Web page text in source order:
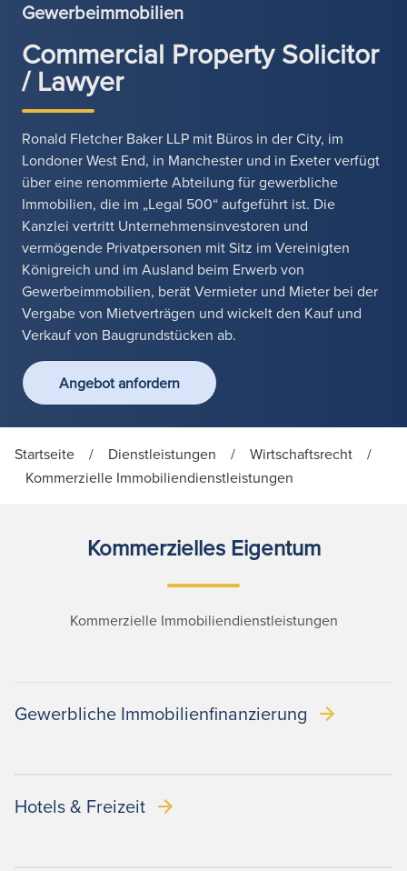
Gewerbeimmobilien
Commercial Property Solicitor
/ Lawyer
Ronald Fletcher Baker LLP mit Büros in der City, im
Londoner West End, in Manchester und in Exeter verfügt
über eine renommierte Abteilung für gewerbliche
Immobilien, die im „Legal 500“ aufgeführt ist. Die
Kanzlei vertritt Unternehmensinvestoren und
vermögende Privatpersonen mit Sitz im Vereinigten
Königreich und im Ausland beim Erwerb von
Gewerbeimmobilien, berät Vermieter und Mieter bei der
Vergabe von Mietverträgen und wickelt den Kauf und
Verkauf von Baugrundstücken ab.
Angebot anfordern
Startseite / Dienstleistungen / Wirtschaftsrecht
/
Kommerzielle Immobiliendienstleistungen
Kommerzielles Eigentum
Kommerzielle Immobiliendienstleistungen
Gewerbliche Immobilienfinanzierung
Hotels & Freizeit